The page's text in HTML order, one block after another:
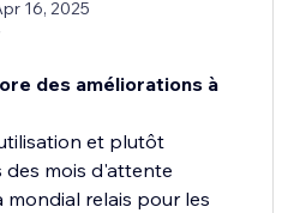
16, 2025
des améliorations à
et plutôt
des mois d'attente
mondial relais pour les